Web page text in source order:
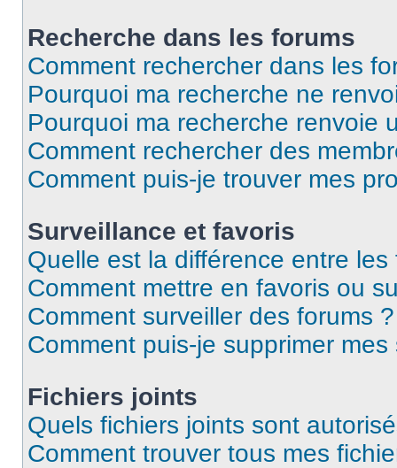
Recherche dans les forums
Comment rechercher dans les
Pourquoi ma recherche ne
Pourquoi ma recherche renvoie
Comment rechercher des
Comment puis-je trouver mes
Surveillance et favoris
Quelle est la différence entre
Comment mettre en favoris ou
Comment surveiller des forums ?
Comment puis-je supprimer
Fichiers joints
Quels fichiers joints sont
Comment trouver tous mes